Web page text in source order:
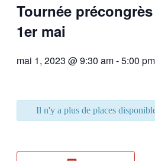
Tournée
1er mai
mai 1, 2023 @ 9:30 am-5:00 pm
Il n'y a plus de places